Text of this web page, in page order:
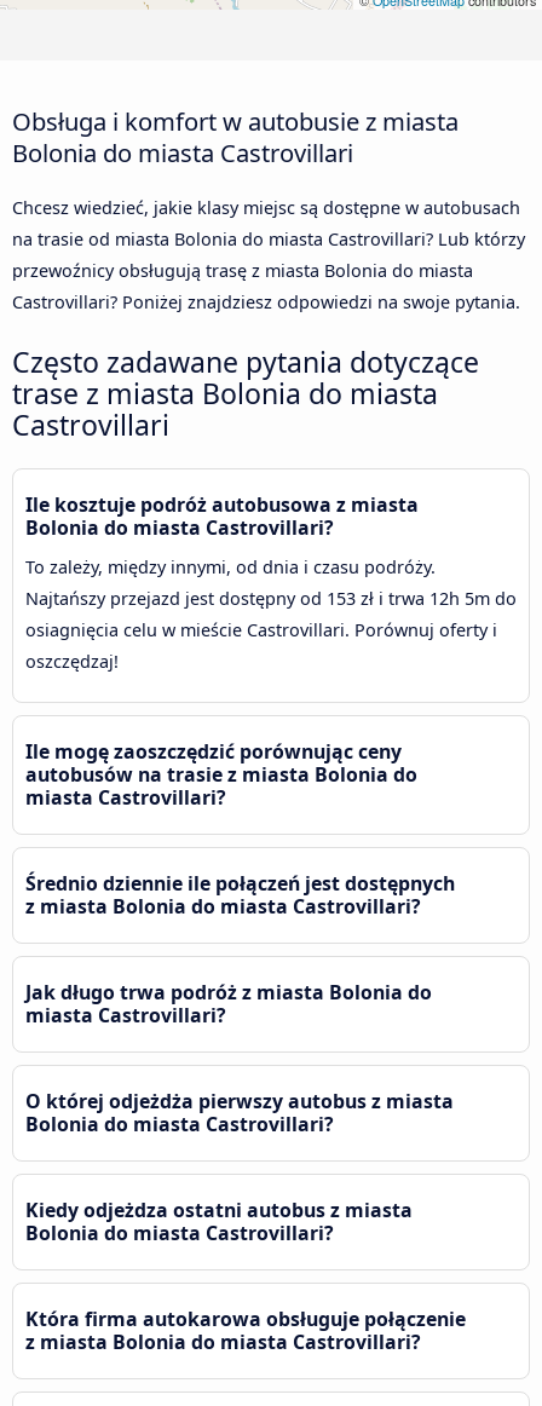
Obsługa i komfort w autobusie z miasta
Bolonia do miasta Castrovillari
Chcesz wiedzieć, jakie klasy miejsc są dostępne w autobusach
na trasie od miasta Bolonia do miasta Castrovillari? Lub którzy
przewoźnicy obsługują trasę z miasta Bolonia do miasta
Castrovillari? Poniżej znajdziesz odpowiedzi na swoje pytania.
Często zadawane pytania dotyczące
trase z miasta Bolonia do miasta
Castrovillari
Ile kosztuje podróż autobusowa z miasta
Bolonia do miasta Castrovillari?
To zależy, między innymi, od dnia i czasu podróży.
Najtańszy przejazd jest dostępny od 153 zł i trwa 12h 5m do
osiagnięcia celu w mieście Castrovillari. Porównuj oferty i
oszczędzaj!
Ile mogę zaoszczędzić porównując ceny
autobusów na trasie z miasta Bolonia do
miasta Castrovillari?
Średnio dziennie ile połączeń jest dostępnych
z miasta Bolonia do miasta Castrovillari?
Jak długo trwa podróż z miasta Bolonia do
miasta Castrovillari?
O której odjeżdża pierwszy autobus z miasta
Bolonia do miasta Castrovillari?
Kiedy odjeżdza ostatni autobus z miasta
Bolonia do miasta Castrovillari?
Która firma autokarowa obsługuje połączenie
z miasta Bolonia do miasta Castrovillari?